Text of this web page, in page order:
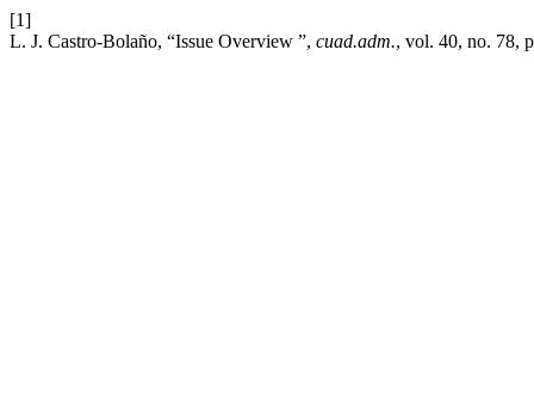
[1]
L. J. Castro-Bolaño, “Issue Overview ”, cuad.adm., vol. 40, no. 78,